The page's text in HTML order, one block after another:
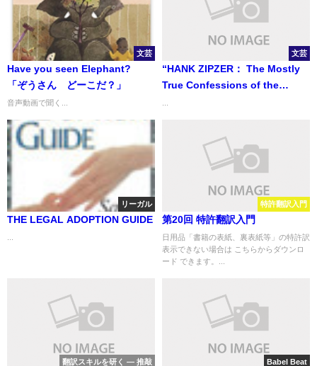
文芸
Have you seen Elephant?
「ぞうさん どーこだ？」
音声動画で聞く...
文芸
“HANK ZIPZER： The Mostly
True Confessions of the
リーガル
THE LEGAL ADOPTION GUIDE
特許翻訳入門
第20回 特許翻訳入門
日用品「書籍の表紙、裏表紙等」の特許訳
表示できない場合は こちらからダウンロ
ード できます。...
翻訳スキルを研く ― 推敲 Babel Beat